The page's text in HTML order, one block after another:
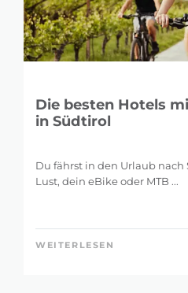
Die besten Hotels
in Südtirol
Du fährst in den Urlaub
Lust, dein eBike oder MTB ...
WEITERLESEN